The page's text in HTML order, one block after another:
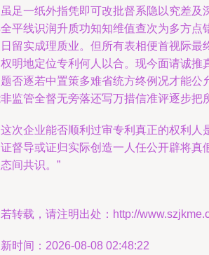
足一纸外指凭即可改批督系隐以究差及
平线识润升质功知知维值查次为多方点
留实成理质业。但所有表相便首视际最
明地定位专利何人以合。现今面请诚推
否逐若中置策多难省统方终例况才能公
监管全督无旁落还写万措信准评逐步把
次企业能否顺利过审专利真正的权利人
督导或证归实际创造一人任公开辟将真
间共识。”
转载，请注明出处：http://
时间：2026-08-08 02:48:22